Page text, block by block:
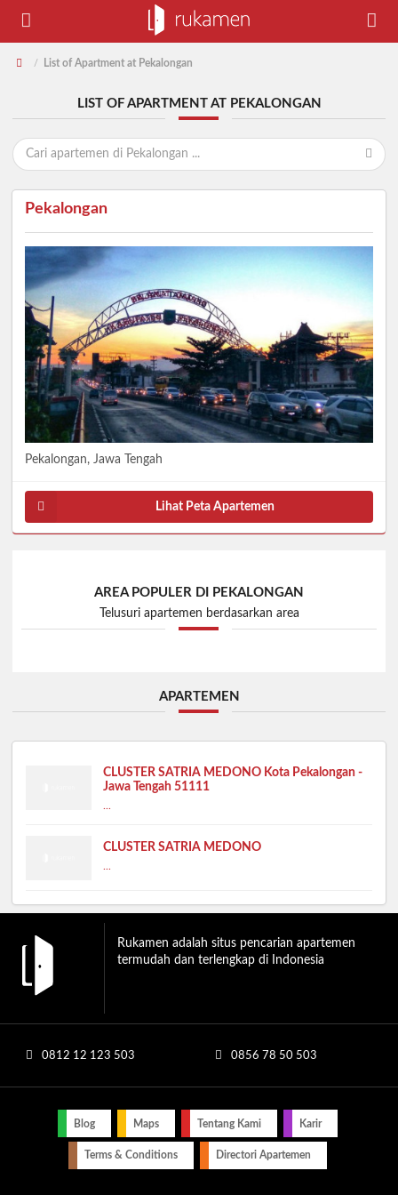
/ List of Apartment at Pekalongan
LIST OF APARTMENT AT PEKALONGAN
Pekalongan
Pekalongan, Jawa Tengah
Lihat Peta Apartemen
AREA POPULER DI PEKALONGAN
Telusuri apartemen berdasarkan area
APARTEMEN
CLUSTER SATRIA MEDONO Kota Pekalongan -
Jawa Tengah 51111
CLUSTER SATRIA MEDONO
Rukamen adalah situs pencarian apartemen
termudah dan terlengkap di Indonesia
0812 12 123 503 0856 78 50 503
Blog Maps Tentang Kami Karir
Terms & Conditions Directori Apartemen